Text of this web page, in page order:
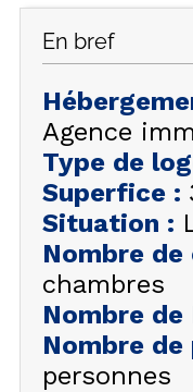
En bref
Agence
Type de
Superfice :
Situation :
Nombre de
chambres
Nombre de
Nombre de
personnes